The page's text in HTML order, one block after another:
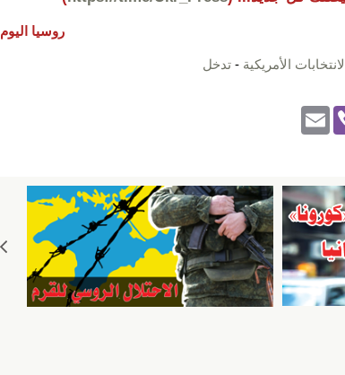
روسيا اليوم
الأمريكية - تدخل
Vi